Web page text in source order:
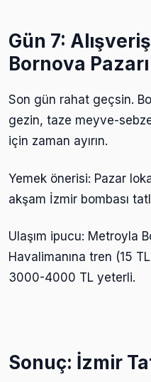
Gün 7:
Bornova Pazarı
Son gün rahat geçsin.
gezin, taze meyve-
için zaman ayırın.
Yemek önerisi: Pazar
akşam İzmir bombası
Ulaşım ipucu: Metroyla
Havalimanına tren (15
3000-4000 TL yeterli.
Sonuç: İzmir